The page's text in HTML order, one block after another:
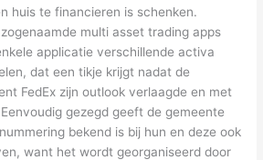
huis te financieren is schenken.
multi asset trading apps
applicatie verschillende activa
dat een tikje krijgt nadat de
FedEx zijn outlook verlaagde en met
gezegd geeft de gemeente
bekend is bij hun en deze ook
want het wordt georganiseerd door